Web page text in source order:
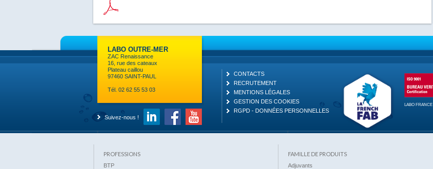
LABO OUTRE-MER
ZAC Renaissance
16, rue des cateaux
Plateau caillou
97460 SAINT-PAUL
Tél. 02 62 55 53 03
Suivez-nous !
CONTACTS
RECRUTEMENT
MENTIONS LÉGALES
GESTION DES COOKIES
RGPD - DONNÉES PERSONNELLES
LABO FRANCE
PROFESSIONS
BTP
FAMILLE DE PRODUITS
Adjuvants